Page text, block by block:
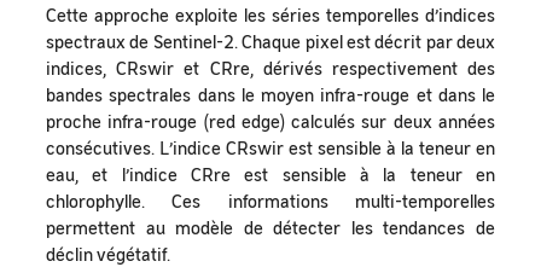
Cette approche exploite les séries temporelles d’indices
spectraux de Sentinel-2. Chaque pixel est décrit par deux
indices, CRswir et CRre, dérivés respectivement des
bandes spectrales dans le moyen infra-rouge et dans le
proche infra-rouge (red edge) calculés sur deux années
consécutives. L’indice CRswir est sensible à la teneur en
eau, et l’indice CRre est sensible à la teneur en
chlorophylle. Ces informations multi-temporelles
permettent au modèle de détecter les tendances de
déclin végétatif.